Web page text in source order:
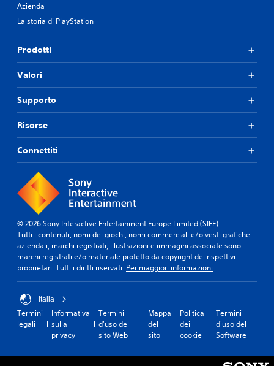
Azienda
La storia di PlayStation
Prodotti
Valori
Supporto
Risorse
Connettiti
© 2026 Sony Interactive Entertainment Europe Limited (SIEE)
Tutti i contenuti, nomi dei giochi, nomi commerciali e/o vesti grafiche
aziendali, marchi registrati, illustrazioni e immagini associate sono
marchi registrati e/o materiale protetto da copyright dei rispettivi
proprietari. Tutti i diritti riservati. Per maggiori informazioni
Italia
Termini
legali
Informativa
sulla
privacy
Termini
d'uso del
sito Web
Mappa
del
sito
Politica
dei
cookie
Termini
d'uso del
Software